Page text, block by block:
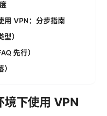
用 VPN：分步指南
）
先行）
境下使用 VPN